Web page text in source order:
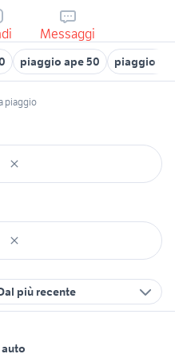
Messaggi
piaggio ape 50 piaggio
piaggio
più recente